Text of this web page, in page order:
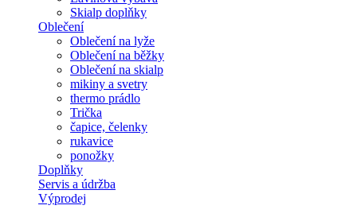
Skialp doplňky
Oblečení
Oblečení na lyže
Oblečení na běžky
Oblečení na skialp
mikiny a svetry
thermo prádlo
Trička
čapice, čelenky
rukavice
ponožky
Doplňky
Servis a údržba
Výprodej